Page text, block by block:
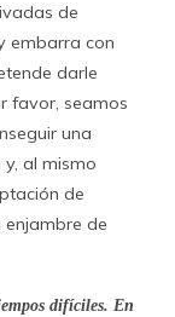
de
embarra con
darle
favor, seamos
una
y, al mismo
de
de
difíciles. En